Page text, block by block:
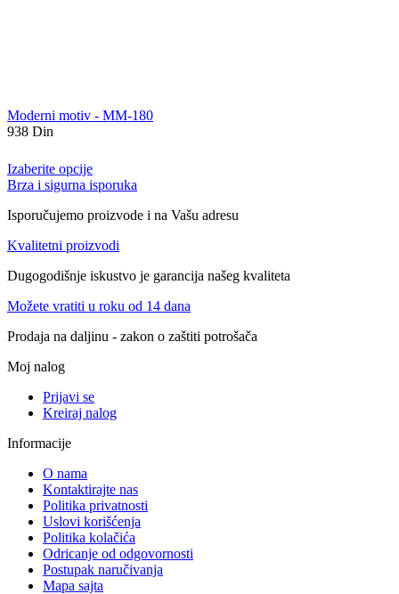
Moderni motiv - MM-180
938 Din
Izaberite opcije
Brza i sigurna isporuka
Isporučujemo proizvode i na Vašu adresu
Kvalitetni proizvodi
Dugogodišnje iskustvo je garancija našeg kvaliteta
Možete vratiti u roku od 14 dana
Prodaja na daljinu - zakon o zaštiti potrošača
Moj nalog
Prijavi se
Kreiraj nalog
Informacije
O nama
Kontaktirajte nas
Politika privatnosti
Uslovi korišćenja
Politika kolačića
Odricanje od odgovornosti
Postupak naručivanja
Mapa sajta